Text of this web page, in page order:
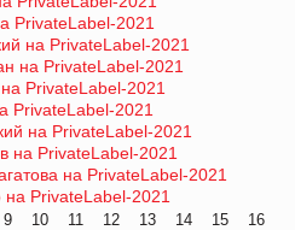
PrivateLabel-2021
на PrivateLabel-2021
на PrivateLabel-2021
PrivateLabel-2021
PrivateLabel-2021
на PrivateLabel-2021
на PrivateLabel-2021
на PrivateLabel-2021
на PrivateLabel-2021
9 10 11 12 13 14 15
16